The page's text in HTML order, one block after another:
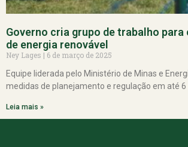
Governo cria grupo de trabalho
de energia renovável
Ney Lages
6 de março de 2025
Equipe liderada pelo Ministério de Minas e
medidas de planejamento e regulação em até 6
Leia mais »